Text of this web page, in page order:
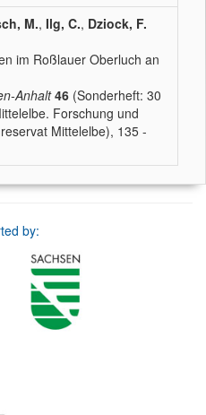
M., Ilg, C., Dziock, F.
im Roßlauer Oberluch an
Anhalt 46 (Sonderheft: 30
Forschung und
Mittelelbe), 135 -
by: